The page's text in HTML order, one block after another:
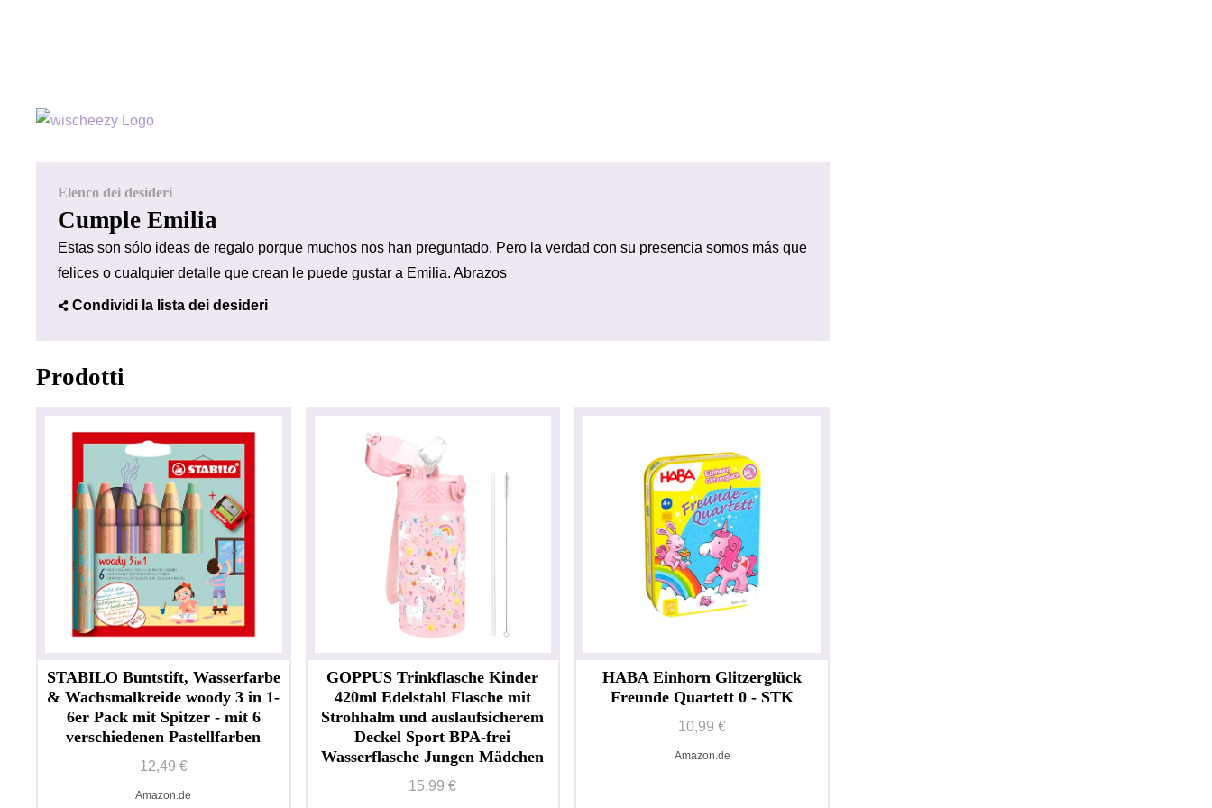
Elenco dei desideri
Cumple Emilia
Estas son sólo ideas de regalo porque muchos nos han preguntado. Pero la verdad con su presencia somos más que
felices o cualquier detalle que crean le puede gustar a Emilia. Abrazos
Condividi la lista dei desideri
Prodotti
STABILO Buntstift, Wasserfarbe
& Wachsmalkreide woody 3 in 1-
6er Pack mit Spitzer - mit 6
verschiedenen Pastellfarben
12,49 €
Amazon.de
GOPPUS Trinkflasche Kinder
420ml Edelstahl Flasche mit
Strohhalm und auslaufsicherem
Deckel Sport BPA-frei
Wasserflasche Jungen Mädchen
15,99 €
HABA Einhorn Glitzerglück
Freunde Quartett 0 - STK
10,99 €
Amazon.de